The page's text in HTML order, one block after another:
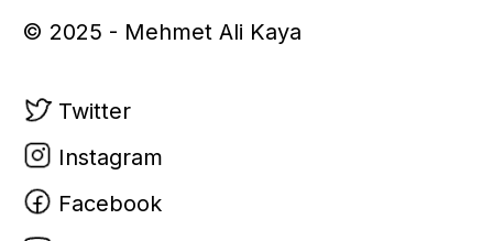
© 2025 - Mehmet Ali Kaya
Twitter
Instagram
Facebook